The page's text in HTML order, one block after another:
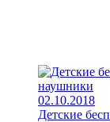
02.10.2018
Детские